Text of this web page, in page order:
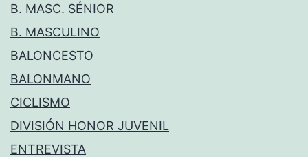
B. MASC. SÉNIOR
B. MASCULINO
BALONCESTO
BALONMANO
CICLISMO
DIVISIÓN HONOR JUVENIL
ENTREVISTA